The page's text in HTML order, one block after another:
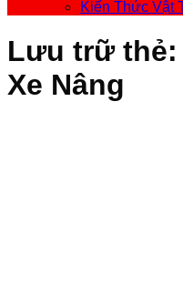
Kiến Thức Vật
Lưu trữ thẻ:
Xe Nâng